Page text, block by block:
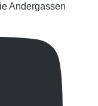
Andergassen